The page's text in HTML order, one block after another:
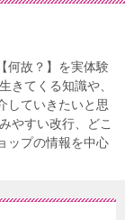
何故？】を実体験
きてくる知識や、
していきたいと思
やすい改行、どこ
ップの情報を中心